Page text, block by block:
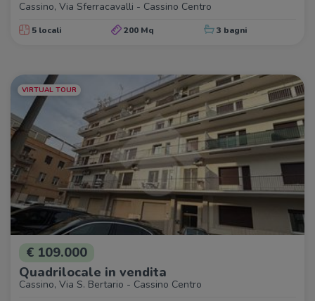
Cassino, Via Sferracavalli - Cassino Centro
5 locali 200 Mq 3 bagni
VIRTUAL TOUR
€ 109.000
Quadrilocale in vendita
Cassino, Via S. Bertario - Cassino Centro